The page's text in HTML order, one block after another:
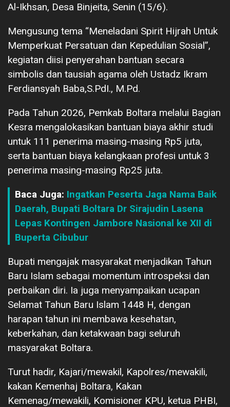
Al-Ikhsan, Desa Binjeita, Senin (15/6).
Mengusung tema “Meneladani Spirit Hijrah Untuk
Memperkuat Persatuan dan Kepedulian Sosial”,
kegiatan diisi penyerahan bantuan secara
simbolis dan tausiah agama oleh Ustadz Ikram
Ferdiansyah Baba,S.PdI., M.Pd.
Pada Tahun 2026, Pemkab Boltara melalui Bagian
Kesra mengalokasikan bantuan biaya akhir studi
untuk 111 penerima masing-masing Rp5 juta,
serta bantuan biaya kelangkaan profesi untuk 3
penerima masing-masing Rp25 juta.
Baca Juga: Ingatkan Peserta Jaga Nama Baik
Daerah, Bupati Boltara Dr Sirajudin Lasena
Lepas Kontingen Jambore Nasional ke XII di
Buperta Cibubur
Bupati mengajak masyarakat menjadikan Tahun
Baru Islam sebagai momentum introspeksi dan
perbaikan diri. Ia juga menyampaikan ucapan
Selamat Tahun Baru Islam 1448 H, dengan
harapan tahun ini membawa kesehatan,
keberkahan, dan ketakwaan bagi seluruh
masyarakat Boltara.
Turut hadir, Kajari/mewakil, Kapolres/mewakili,
kakan Kemenhaj Boltara, Kakan
Kemenag/mewakili, Komisioner KPU, ketua PHBI,